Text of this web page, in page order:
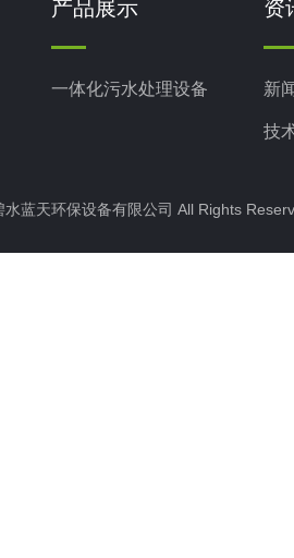
产品展示
一体化污水处理设备
资
新
技
蓝天环保设备有限公司 All Rights